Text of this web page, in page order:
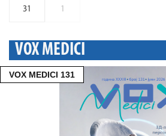
31 1
VOX MEDICI
VOX MEDICI 131